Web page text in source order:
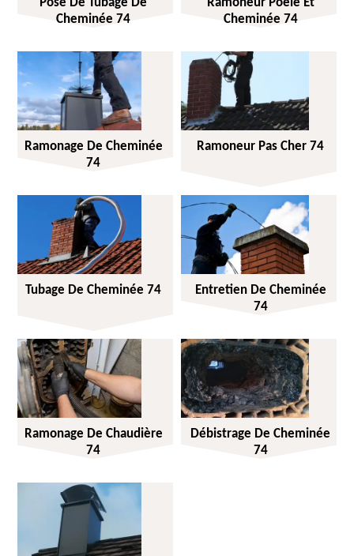
Pose De Tubage De
Cheminée 74
Ramoneur Poêle Et
Cheminée 74
Ramonage De Cheminée
74
Ramoneur Pas Cher 74
Tubage De Cheminée 74
Entretien De Cheminée
74
Ramonage De Chaudière
74
Débistrage De Cheminée
74